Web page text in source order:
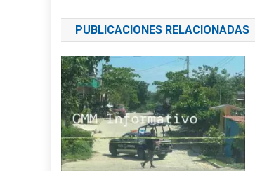
de
entradas
PUBLICACIONES RELACIONADAS